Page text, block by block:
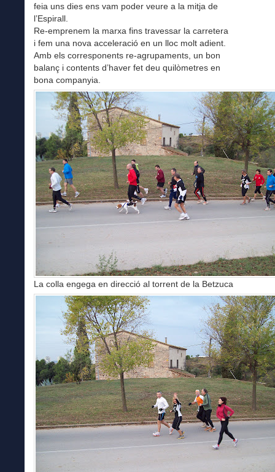
feia uns dies ens vam poder veure a la mitja de
l’Espirall.
Re-emprenem la marxa fins travessar la carretera
i fem una nova acceleració en un lloc molt adient.
Amb els corresponents re-agrupaments, un bon
balanç i contents d’haver fet deu quilòmetres en
bona companyia.
La colla engega en direcció al torrent de la Betzuca